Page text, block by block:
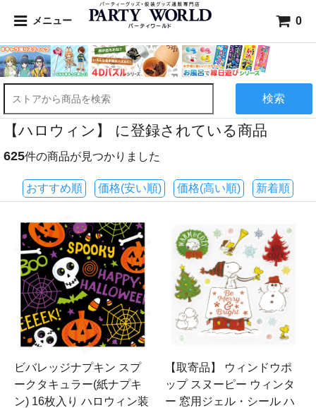
メニュー 0
検索
【ハロウィン】 に登録されている商品
625件の商品が見つかりました
おすすめ順 価格(安い順) 価格(高い順) 新着順
ビバレッジナプキン スプ
ークタキュラー(紙ナプキ
ン) 16枚入り ハロウィン装
【取寄品】 ウィンドウポ
ップ スヌーピー ウィンタ
ー 窓用ジェル・シール ハ